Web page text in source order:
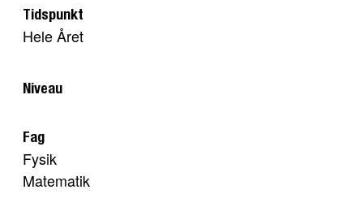
Tidspunkt
Hele Året
Niveau
Fag
Fysik
Matematik